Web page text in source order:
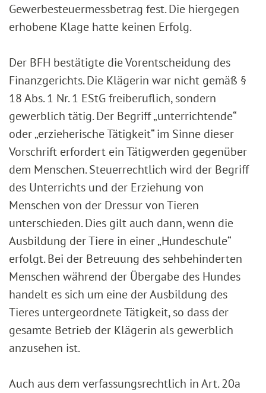
Gewerbesteuermessbetrag fest. Die hiergegen
erhobene Klage hatte keinen Erfolg.
Der BFH bestätigte die Vorentscheidung des
Finanzgerichts. Die Klägerin war nicht gemäß §
18 Abs. 1 Nr. 1 EStG freiberuflich, sondern
gewerblich tätig. Der Begriff „unterrichtende“
oder „erzieherische Tätigkeit“ im Sinne dieser
Vorschrift erfordert ein Tätigwerden gegenüber
dem Menschen. Steuerrechtlich wird der Begriff
des Unterrichts und der Erziehung von
Menschen von der Dressur von Tieren
unterschieden. Dies gilt auch dann, wenn die
Ausbildung der Tiere in einer „Hundeschule“
erfolgt. Bei der Betreuung des sehbehinderten
Menschen während der Übergabe des Hundes
handelt es sich um eine der Ausbildung des
Tieres untergeordnete Tätigkeit, so dass der
gesamte Betrieb der Klägerin als gewerblich
anzusehen ist.
Auch aus dem verfassungsrechtlich in Art. 20a